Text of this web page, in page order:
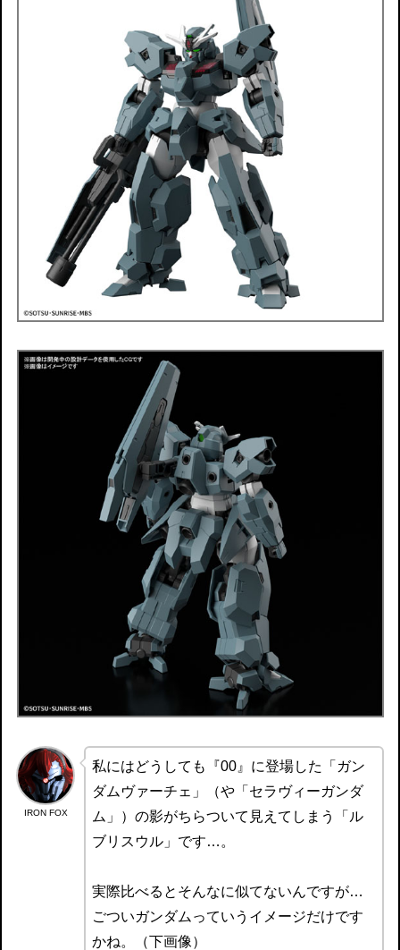
IRON FOX
私にはどうしても『00』に登場した「ガン
ダムヴァーチェ」（や「セラヴィーガンダ
ム」）の影がちらついて見えてしまう「ル
ブリスウル」です…。
実際比べるとそんなに似てないんですが…
ごついガンダムっていうイメージだけです
かね。（下画像）